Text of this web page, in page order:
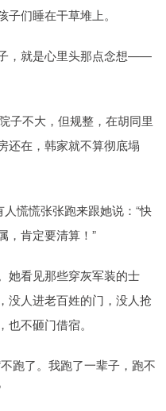
们睡在干草堆上。
，就是心里头那点念想——
子不大，但规整，在胡同里
还在，韩家就不算彻底塌
慌慌张张跑来跟她说：“快
，肯定要清算！”
她看见那些穿灰军装的士
没人进老百姓的门，没人抢
不砸门借宿。
跑了。我跑了一辈子，跑不